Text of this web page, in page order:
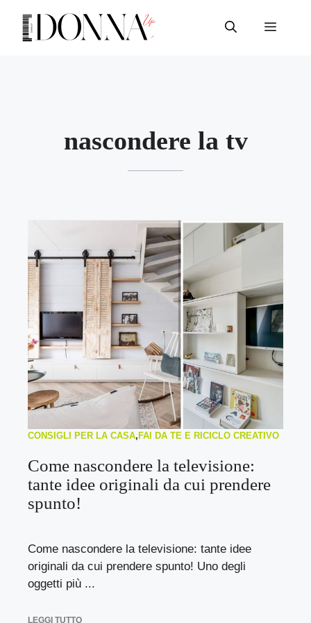
contenuto
Menu
nascondere la tv
CONSIGLI PER LA CASA, FAI DA TE E RICICLO CREATIVO
Come nascondere la televisione:
tante idee originali da cui prendere
spunto!
Come nascondere la televisione: tante idee
originali da cui prendere spunto! Uno degli
oggetti più ...
LEGGI TUTTO